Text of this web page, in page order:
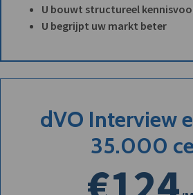
U bouwt structureel
U begrijpt uw markt beter
dVO Interview
35.000